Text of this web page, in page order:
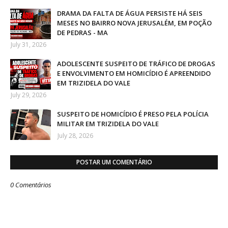
DRAMA DA FALTA DE ÁGUA PERSISTE HÁ SEIS
MESES NO BAIRRO NOVA JERUSALÉM, EM POÇÃO
DE PEDRAS - MA
July 31, 2026
ADOLESCENTE SUSPEITO DE TRÁFICO DE DROGAS
E ENVOLVIMENTO EM HOMICÍDIO É APREENDIDO
EM TRIZIDELA DO VALE
July 29, 2026
SUSPEITO DE HOMICÍDIO É PRESO PELA POLÍCIA
MILITAR EM TRIZIDELA DO VALE
July 28, 2026
POSTAR UM COMENTÁRIO
0 Comentários